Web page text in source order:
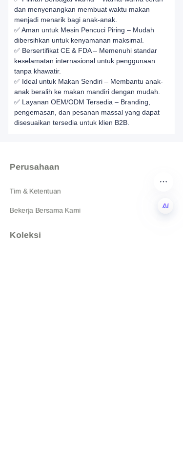
dan menyenangkan membuat waktu makan
menjadi menarik bagi anak-anak.
✅ Aman untuk Mesin Pencuci Piring – Mudah
dibersihkan untuk kenyamanan maksimal.
✅ Bersertifikat CE & FDA – Memenuhi standar
keselamatan internasional untuk penggunaan
tanpa khawatir.
✅ Ideal untuk Makan Sendiri – Membantu anak-
anak beralih ke makan mandiri dengan mudah.
✅ Layanan OEM/ODM Tersedia – Branding,
pengemasan, dan pesanan massal yang dapat
disesuaikan tersedia untuk klien B2B.
Perusahaan
Tim & Ketentuan
Bekerja Bersama Kami
Koleksi
ID